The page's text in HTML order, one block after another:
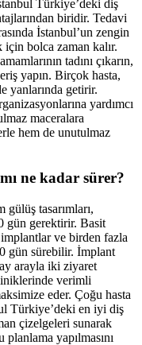
Türkiye’deki diş
biridir. Tedavi
İstanbul’un zengin
bolca zaman kalır.
tadını çıkarın,
yapın. Birçok hasta,
yanlarında getirir.
yardımcı
maceralara
hem de unutulmaz
ne kadar sürer?
tasarımları,
gün gerektirir. Basit
ve birden fazla
gün sürebilir. İmplant
arayla iki ziyaret
verimli
eder. Çoğu hasta
Türkiye’deki en iyi diş
çizelgeleri sunarak
yapılmasını